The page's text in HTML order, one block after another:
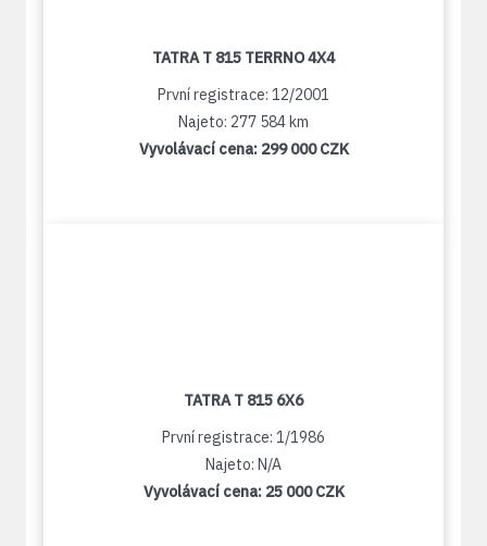
TATRA T 815 TERRNO 4X4
První registrace: 12/2001
Najeto: 277 584 km
Vyvolávací cena: 299 000 CZK
TATRA T 815 6X6
První registrace: 1/1986
Najeto: N/A
Vyvolávací cena: 25 000 CZK